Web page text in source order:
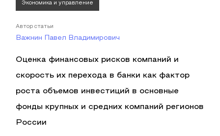
Экономика и управление
Автор статьи
Важнин Павел Владимирович
Оценка финансовых рисков компаний и
скорость их перехода в банки как фактор
роста объемов инвестиций в основные
фонды крупных и средних компаний регионов
России